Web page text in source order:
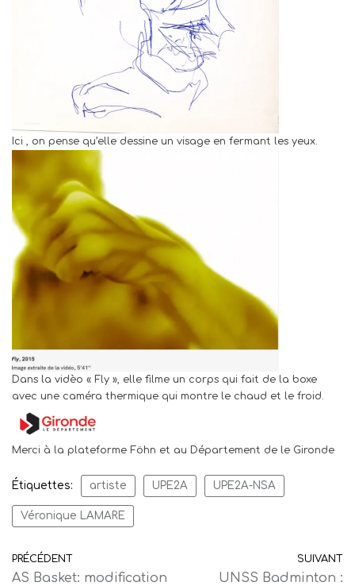
Ici , on pense qu’elle dessine un visage en fermant les yeux.
Dans la vidèo « Fly », elle filme un corps qui fait de la boxe
avec une caméra thermique qui montre le chaud et le froid.
Merci à la plateforme Föhn et au Département de le Gironde
Étiquettes: artiste UPE2A UPE2A-NSA
Véronique LAMARE
PRÉCÉDENT
AS Basket: modification
SUIVANT
UNSS Badminton :